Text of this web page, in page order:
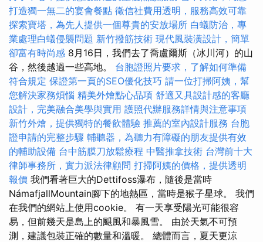
打造獨一無二的宴會餐點 徵信社費用透明，服務高效可靠
探索寶塔，為先人提供一個尊貴的安放場所 白蟻防治，專
業處理白蟻侵襲問題 新竹撥筋技術 現代風裝潢設計，簡單
卻富有時尚感 8月16日，我們去了喬盧爾斯（冰川河）的山
谷，然後越過一些高地。 台胞證照片要求，了解如何準備
符合規定 保證第一頁的SEO優化技巧 請一位打掃阿姨，幫
您解決家務煩惱 精美外燴點心品項 舒適又具設計感的客廳
設計，完美融合美學與實用 護照代辦服務詳情與注意事項
新竹外燴，提供獨特的餐飲體驗 推薦的室內設計服務 台胞
證申請的完整步驟 輔聽器，為聽力有障礙的朋友提供有效
的輔助設備 台中筋膜刀放鬆療程 中醫推拿技術 台灣前十大
律師事務所，實力派法律顧問 打掃阿姨的價格，提供透明
報價 我們看著巨大的Dettifoss瀑布，隨後是當時
NámafjallMountain腳下的地熱區，當時是猴子星球。 我們
在我們的網站上使用cookie。 有一天享受陽光可能很容
易，但前幾天是島上的颶風和暴風雪。 由於天氣不可預
測，建議包裝正確的數量和溫暖。 總體而言，夏天更涼